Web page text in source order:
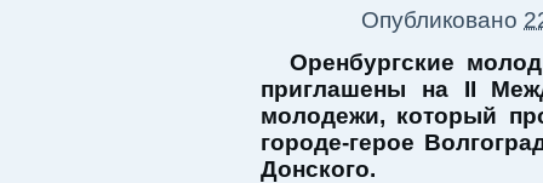
Опубликовано
Оренбургские
приглашены на II
молодежи, который
городе-герое
Донского.